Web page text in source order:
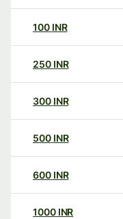
100 INR
250 INR
300 INR
500 INR
600 INR
1000 INR